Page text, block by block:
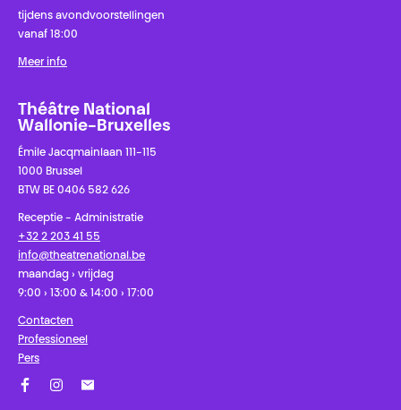
tijdens avondvoorstellingen
vanaf 18:00
Meer info
Théâtre National
Wallonie-Bruxelles
Émile Jacqmainlaan 111-115
1000 Brussel
BTW BE 0406 582 626
Receptie - Administratie
+32 2 203 41 55
info@theatrenational.be
maandag › vrijdag
9:00 › 13:00 & 14:00 › 17:00
Contacten
Professioneel
Pers